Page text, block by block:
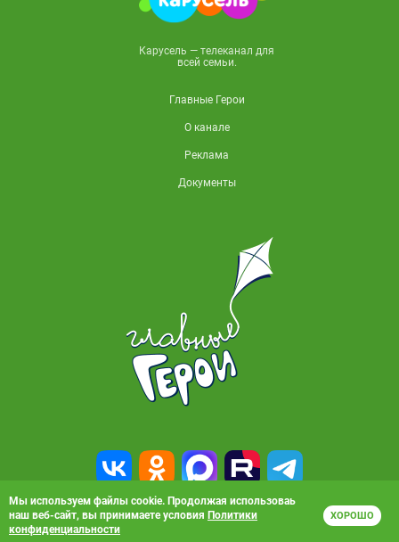
Карусель — телеканал для
всей семьи.
Главные Герои
О канале
Реклама
Документы
© 2010-2026, АО «Карусель». Все права защищены. Полное или частичное
копирование материалов запрещено.
Мы используем файлы cookie. Продолжая использоваь
наш веб-сайт, вы принимаете условия Политики
конфиденциальности
ХОРОШО